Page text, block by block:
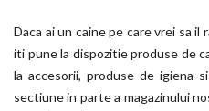
Daca ai un caine pe care vrei sa
iti pune la dispozitie produse de
la accesorii, produse de igiena
sectiune in parte a magazinului